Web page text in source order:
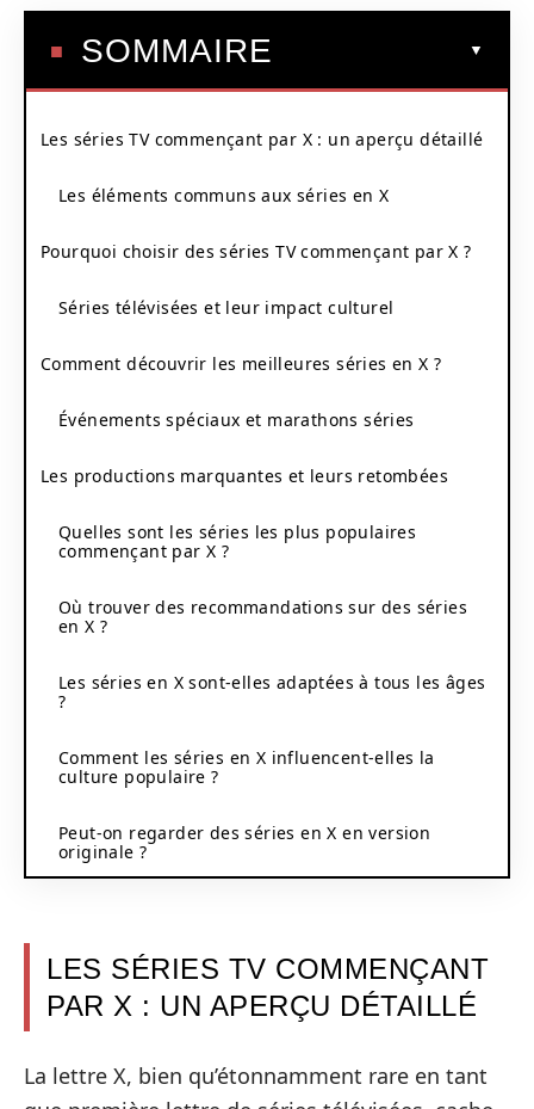
SOMMAIRE
Les séries TV commençant par X : un aperçu détaillé
Les éléments communs aux séries en X
Pourquoi choisir des séries TV commençant par X ?
Séries télévisées et leur impact culturel
Comment découvrir les meilleures séries en X ?
Événements spéciaux et marathons séries
Les productions marquantes et leurs retombées
Quelles sont les séries les plus populaires
commençant par X ?
Où trouver des recommandations sur des séries
en X ?
Les séries en X sont-elles adaptées à tous les âges
?
Comment les séries en X influencent-elles la
culture populaire ?
Peut-on regarder des séries en X en version
originale ?
LES SÉRIES TV COMMENÇANT
PAR X : UN APERÇU DÉTAILLÉ
La lettre X, bien qu’étonnamment rare en tant